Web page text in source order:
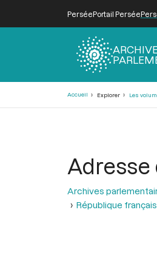
PerséePortail Persée
Accueil Explorer Les
Adresse
Archives
République